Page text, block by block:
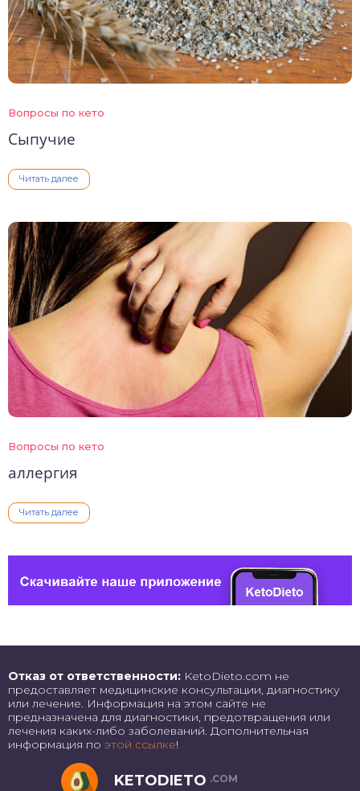
Вопросы по кето
Сыпучие
Читать далее
Вопросы по кето
аллергия
Читать далее
Отказ от ответственности: KetoDieto.com не
предоставляет медицинские консультации, диагностику
или лечение. Информация на этом сайте не
предназначена для диагностики, предотвращения или
лечения каких-либо заболеваний. Дополнительная
информация по этой ссылке!
KETODIETO .COM